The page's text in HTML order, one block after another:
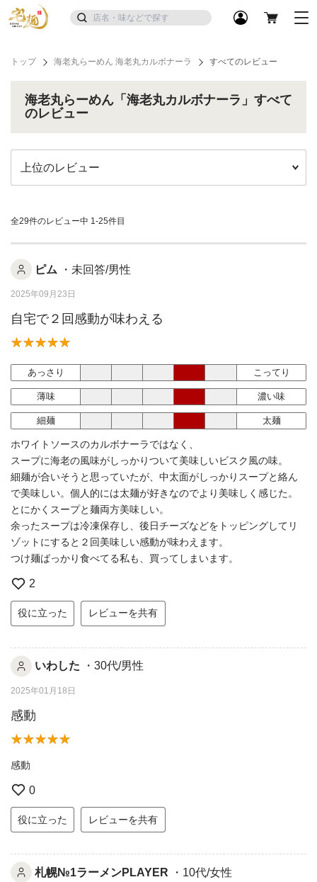
トップ 海老丸らーめん 海老丸カルボナーラ すべてのレビュー
海老丸らーめん「海老丸カルボナーラ」すべて
のレビュー
全29件のレビュー中 1-25件目
ピム ・未回答/男性
2025年09月23日
自宅で２回感動が味わえる
あっさり こってり
薄味 濃い味
細麺 太麺
ホワイトソースのカルボナーラではなく、
スープに海老の風味がしっかりついて美味しいビスク風の味。
細麺が合いそうと思っていたが、中太面がしっかりスープと絡ん
で美味しい。個人的には太麺が好きなのでより美味しく感じた。
とにかくスープと麺両方美味しい。
余ったスープは冷凍保存し、後日チーズなどをトッピングしてリ
ゾットにすると２回美味しい感動が味わえます。
つけ麺ばっかり食べてる私も、買ってしまいます。
2
役に立った レビューを共有
いわした ・30代/男性
2025年01月18日
感動
感動
0
役に立った レビューを共有
札幌№1ラーメンPLAYER ・10代/女性